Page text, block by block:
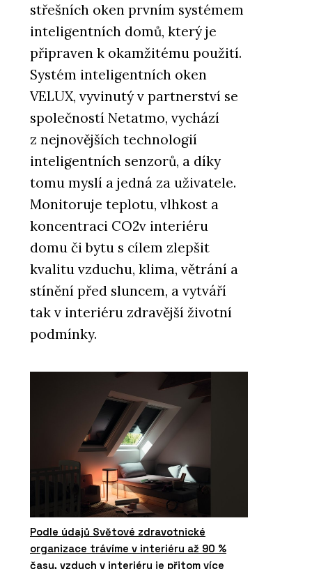
střešních oken prvním systémem
inteligentních domů, který je
připraven k okamžitému použití.
Systém inteligentních oken
VELUX, vyvinutý v partnerství se
společností Netatmo, vychází
z nejnovějších technologií
inteligentních senzorů, a díky
tomu myslí a jedná za uživatele.
Monitoruje teplotu, vlhkost a
koncentraci CO2v interiéru
domu či bytu s cílem zlepšit
kvalitu vzduchu, klima, větrání a
stínění před sluncem, a vytváří
tak v interiéru zdravější životní
podmínky.
Podle údajů Světové zdravotnické
organizace trávíme v interiéru až 90 %
času, vzduch v interiéru je přitom více